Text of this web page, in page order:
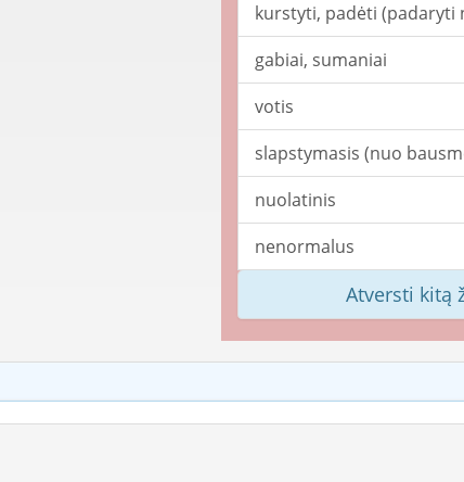
kurstyti, padėti (padaryti
gabiai, sumaniai
votis
slapstymasis (nuo
nuolatinis
nenormalus
Atversti kitą